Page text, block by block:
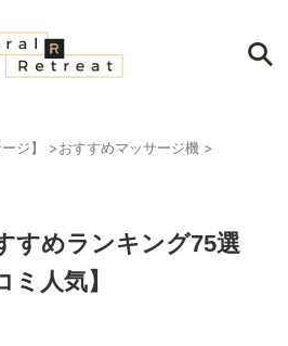
ジ】 >おすすめマッサージ機 >
すめランキング75選
ミ人気】